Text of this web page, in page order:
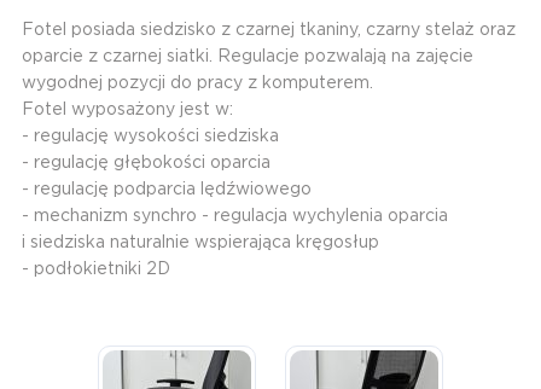
Fotel posiada siedzisko z czarnej tkaniny, czarny stelaż oraz
oparcie z czarnej siatki. Regulacje pozwalają na zajęcie
wygodnej pozycji do pracy z komputerem.
Fotel wyposażony jest w:
- regulację wysokości siedziska
- regulację głębokości oparcia
- regulację podparcia lędźwiowego
- mechanizm synchro - regulacja wychylenia oparcia
i siedziska naturalnie wspierająca kręgosłup
- podłokietniki 2D